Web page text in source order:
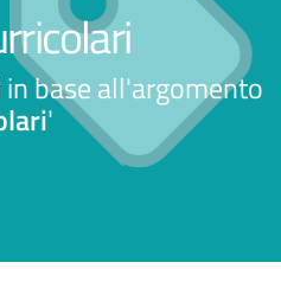
base all'argomento
'